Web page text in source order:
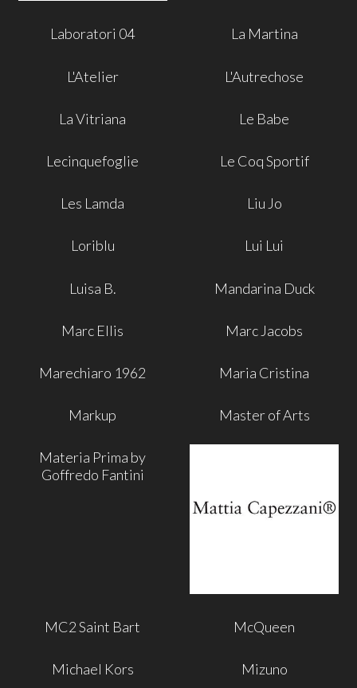
Laboratori 04 La Martina
L'Atelier L'Autrechose
La Vitriana Le Babe
Lecinquefoglie Le Coq Sportif
Les Lamda Liu Jo
Loriblu Lui Lui
Luisa B. Mandarina Duck
Marc Ellis Marc Jacobs
Marechiaro 1962 Maria Cristina
Markup Master of Arts
Materia Prima by
Goffredo Fantini
MC2 Saint Bart McQueen
Michael Kors Mizuno